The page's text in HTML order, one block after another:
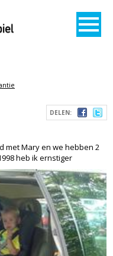
DELEN:
met Mary en we hebben 2
heb ik ernstiger